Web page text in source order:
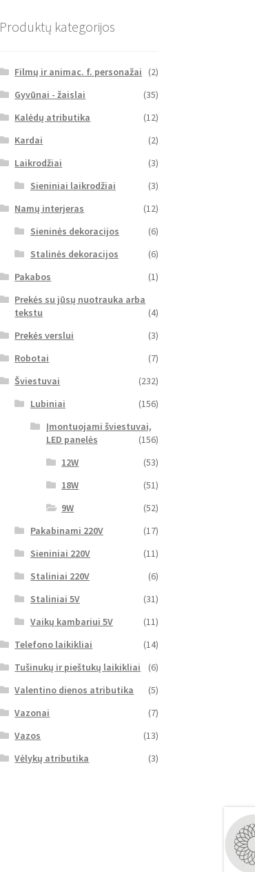
Produktų kategorijos
Filmų ir animac. f. personažai
(2)
Gyvūnai - žaislai
(35)
Kalėdų atributika
(12)
Kardai
(2)
Laikrodžiai
(3)
Sieniniai laikrodžiai
(3)
Namų interjeras
(12)
Sieninės dekoracijos
(6)
Stalinės dekoracijos
(6)
Pakabos
(1)
Prekės su jūsų nuotrauka arba
tekstu
(4)
Prekės verslui
(3)
Robotai
(7)
Šviestuvai
(232)
Lubiniai
(156)
Įmontuojami šviestuvai,
LED panelės
(156)
12W
(53)
18W
(51)
9W
(52)
Pakabinami 220V
(17)
Sieniniai 220V
(11)
Staliniai 220V
(6)
Staliniai 5V
(31)
Vaikų kambariui 5V
(11)
Telefono laikikliai
(14)
Tušinukų ir pieštukų laikikliai
(6)
Valentino dienos atributika
(5)
Vazonai
(7)
Vazos
(13)
Vėlykų atributika
(3)